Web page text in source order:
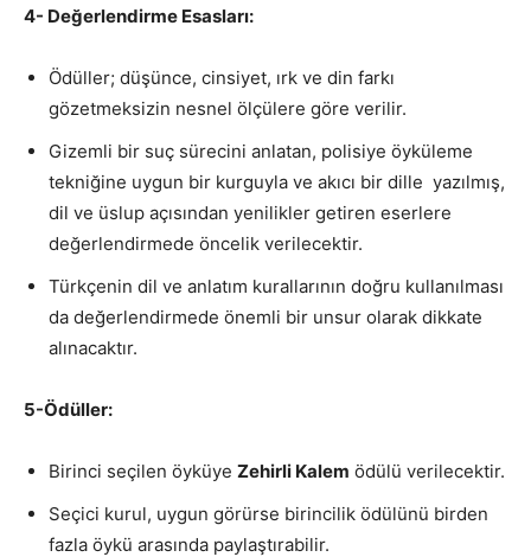
4- Değerlendirme Esasları:
Ödüller; düşünce, cinsiyet, ırk ve din farkı
gözetmeksizin nesnel ölçülere göre verilir.
Gizemli bir suç sürecini anlatan, polisiye öyküleme
tekniğine uygun bir kurguyla ve akıcı bir dille yazılmış,
dil ve üslup açısından yenilikler getiren eserlere
değerlendirmede öncelik verilecektir.
Türkçenin dil ve anlatım kurallarının doğru kullanılması
da değerlendirmede önemli bir unsur olarak dikkate
alınacaktır.
5-Ödüller:
Birinci seçilen öyküye Zehirli Kalem ödülü verilecektir.
Seçici kurul, uygun görürse birincilik ödülünü birden
fazla öykü arasında paylaştırabilir.